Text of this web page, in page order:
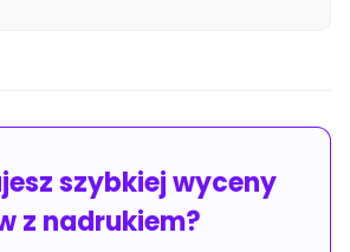
szybkiej wyceny
z nadrukiem?